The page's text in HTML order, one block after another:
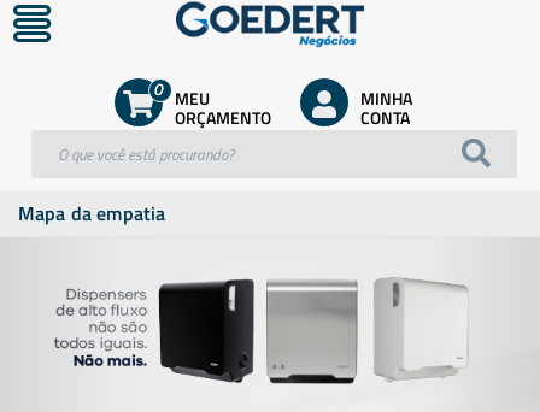
MEU
ORÇAMENTO
0 MINHA
CONTA
Mapa da empatia